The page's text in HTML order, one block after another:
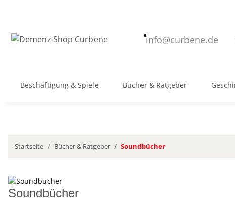
info@curbene.de
Beschäftigung & Spiele Bücher & Ratgeber
Startseite Bücher & Ratgeber Soundbücher
Soundbücher